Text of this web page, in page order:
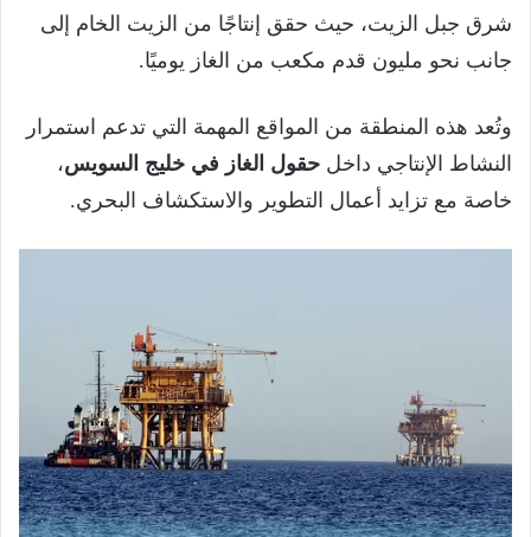
شرق جبل الزيت، حيث حقق إنتاجًا من الزيت الخام إلى
جانب نحو مليون قدم مكعب من الغاز يوميًا.
وتُعد هذه المنطقة من المواقع المهمة التي تدعم استمرار
النشاط الإنتاجي داخل حقول الغاز في خليج السويس،
خاصة مع تزايد أعمال التطوير والاستكشاف البحري.